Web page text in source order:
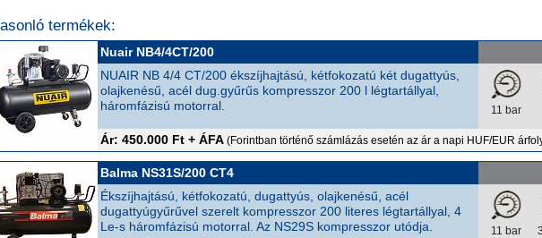
termékek:
Nuair NB4/4CT/200
NUAIR NB 4/4 CT/200 ékszíjhajtású, kétfokozatú két dugattyús,
olajkenésű, acél dug.gyűrűs kompresszor 200 l légtartállyal,
háromfázisú motorral.
Ár: 450.000 Ft + ÁFA (Forintban történő számlázás esetén az ár a napi HUF/EUR
11 bar
Balma NS31S/200 CT4
Ékszíjhajtású, kétfokozatú, dugattyús, olajkenésű, acél
dugattyúgyűrűvel szerelt kompresszor 200 literes légtartállyal, 4
Le-s háromfázisú motorral. Az NS29S kompresszor utódja.
11 bar